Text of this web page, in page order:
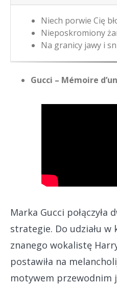
Niech porwie Cię
Nieposkromiony
Na granicy jawy i
Gucci – Mémoire
Marka Gucci połączyła
strategie. Do udziału w
znanego wokalistę
postawiła na
motywem przewodnim